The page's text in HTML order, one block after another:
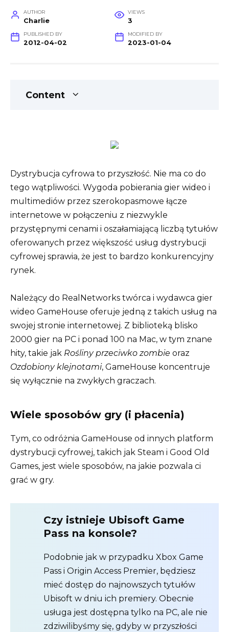
AUTHOR
Charlie
VIEWS
3
PUBLISHED BY
2012-04-02
MODIFIED BY
2023-01-04
Content
Dystrybucja cyfrowa to przyszłość. Nie ma co do
tego wątpliwości. Wygoda pobierania gier wideo i
multimediów przez szerokopasmowe łącze
internetowe w połączeniu z niezwykle
przystępnymi cenami i oszałamiającą liczbą tytułów
oferowanych przez większość usług dystrybucji
cyfrowej sprawia, że ​​jest to bardzo konkurencyjny
rynek.
Należący do RealNetworks twórca i wydawca gier
wideo GameHouse oferuje jedną z takich usług na
swojej stronie internetowej. Z biblioteką blisko
2000 gier na PC i ponad 100 na Mac, w tym znane
hity, takie jak Rośliny przeciwko zombie oraz
Ozdobiony klejnotami, GameHouse koncentruje
się wyłącznie na zwykłych graczach.
Wiele sposobów gry (i płacenia)
Tym, co odróżnia GameHouse od innych platform
dystrybucji cyfrowej, takich jak Steam i Good Old
Games, jest wiele sposobów, na jakie pozwala ci
grać w gry.
Czy istnieje Ubisoft Game
Pass na konsole?
Podobnie jak w przypadku Xbox Game
Pass i Origin Access Premier, będziesz
mieć dostęp do najnowszych tytułów
Ubisoft w dniu ich premiery. Obecnie
usługa jest dostępna tylko na PC, ale nie
zdziwilibyśmy się, gdyby w przyszłości